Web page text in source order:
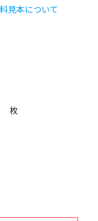
見本について
枚